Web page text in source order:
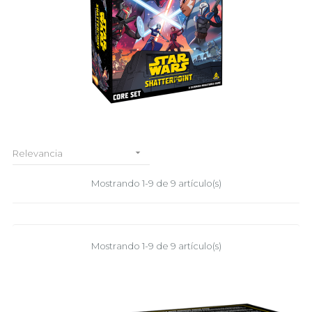
Relevancia 
Mostrando 1-9 de 9 artículo(s)
Mostrando 1-9 de 9 artículo(s)